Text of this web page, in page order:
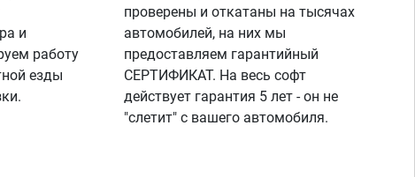
и
работу
езды
проверены и откатаны на тысячах
автомобилей, на них мы
предоставляем гарантийный
СЕРТИФИКАТ. На весь софт
действует гарантия 5 лет - он не
"слетит" с вашего автомобиля.